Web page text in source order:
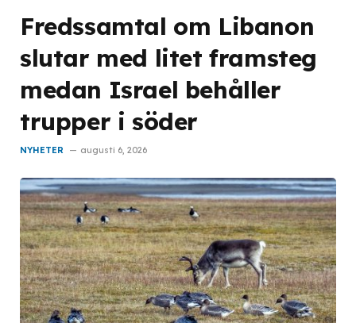
Fredssamtal om Libanon
slutar med litet framsteg
medan Israel behåller
trupper i söder
NYHETER augusti 6, 2026